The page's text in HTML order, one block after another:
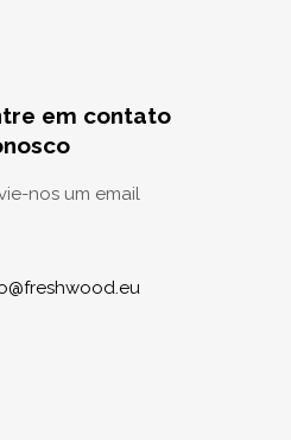
em contato
nos um email